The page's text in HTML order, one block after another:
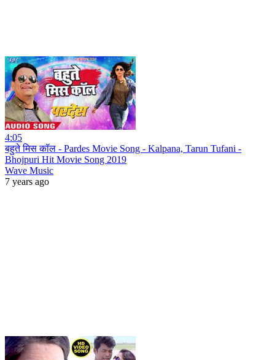
4:05
बहुते मिस कॉल - Pardes Movie Song - Kalpana, Tarun Tufani -
Bhojpuri Hit Movie Song 2019
Wave Music
7 years ago